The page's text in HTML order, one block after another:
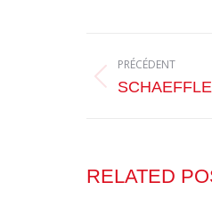
ARTICLE
PRÉCÉDENT
Article
RELATED